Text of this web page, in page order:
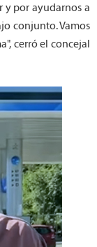
y por ayudarnos a
conjunto. Vamos
cerró el concejal